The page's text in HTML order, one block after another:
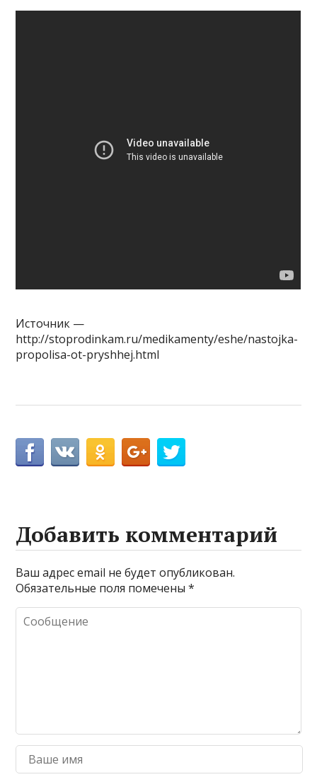
Источник —
http://stoprodinkam.ru/medikamenty/eshe/nastojka-
propolisa-ot-pryshhej.html
Добавить комментарий
Ваш адрес email не будет опубликован.
Обязательные поля помечены*